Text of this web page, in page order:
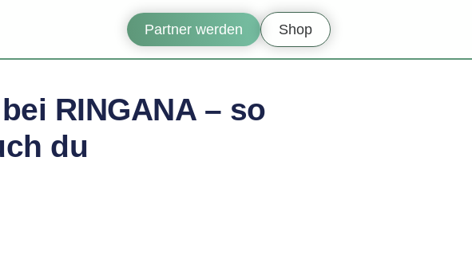
Partner werden Shop
RINGANA – so
du